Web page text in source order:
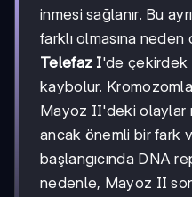
inmesi sağlanır. Bu
farklı olmasına neden
Telefaz I'de çekirdek
kaybolur.
Mayoz II'deki olaylar
ancak önemli bir fark
başlangıcında DNA
nedenle, Mayoz II